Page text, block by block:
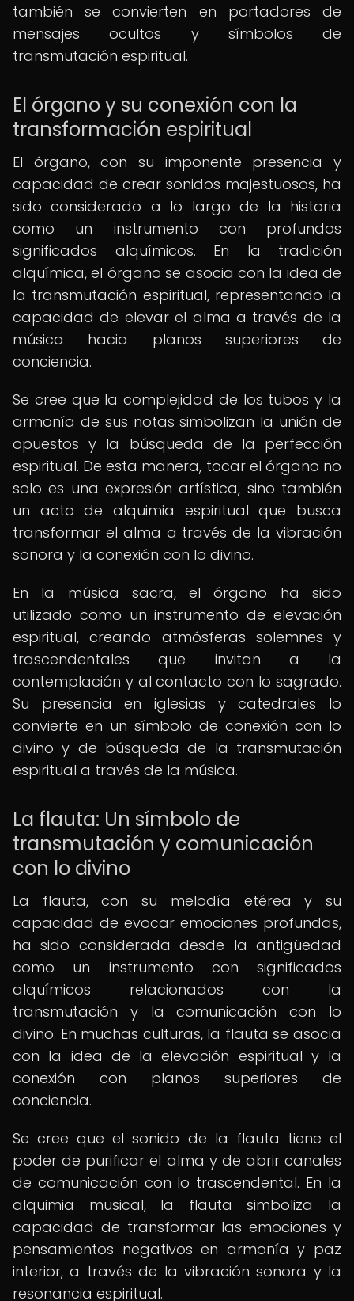
también se convierten en portadores de
mensajes ocultos y símbolos de
transmutación espiritual.
El órgano y su conexión con la
transformación espiritual
El órgano, con su imponente presencia y
capacidad de crear sonidos majestuosos, ha
sido considerado a lo largo de la historia
como un instrumento con profundos
significados alquímicos. En la tradición
alquímica, el órgano se asocia con la idea de
la transmutación espiritual, representando la
capacidad de elevar el alma a través de la
música hacia planos superiores de
conciencia.
Se cree que la complejidad de los tubos y la
armonía de sus notas simbolizan la unión de
opuestos y la búsqueda de la perfección
espiritual. De esta manera, tocar el órgano no
solo es una expresión artística, sino también
un acto de alquimia espiritual que busca
transformar el alma a través de la vibración
sonora y la conexión con lo divino.
En la música sacra, el órgano ha sido
utilizado como un instrumento de elevación
espiritual, creando atmósferas solemnes y
trascendentales que invitan a la
contemplación y al contacto con lo sagrado.
Su presencia en iglesias y catedrales lo
convierte en un símbolo de conexión con lo
divino y de búsqueda de la transmutación
espiritual a través de la música.
La flauta: Un símbolo de
transmutación y comunicación
con lo divino
La flauta, con su melodía etérea y su
capacidad de evocar emociones profundas,
ha sido considerada desde la antigüedad
como un instrumento con significados
alquímicos relacionados con la
transmutación y la comunicación con lo
divino. En muchas culturas, la flauta se asocia
con la idea de la elevación espiritual y la
conexión con planos superiores de
conciencia.
Se cree que el sonido de la flauta tiene el
poder de purificar el alma y de abrir canales
de comunicación con lo trascendental. En la
alquimia musical, la flauta simboliza la
capacidad de transformar las emociones y
pensamientos negativos en armonía y paz
interior, a través de la vibración sonora y la
resonancia espiritual.